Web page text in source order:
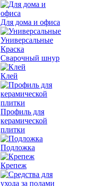
Для дома и офиса
Универсальные
Краска
Сварочный шнур
Клей
Профиль для
керамической
плитки
Подложка
Крепеж